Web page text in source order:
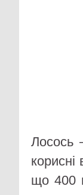
Лосось
корисні
що 400